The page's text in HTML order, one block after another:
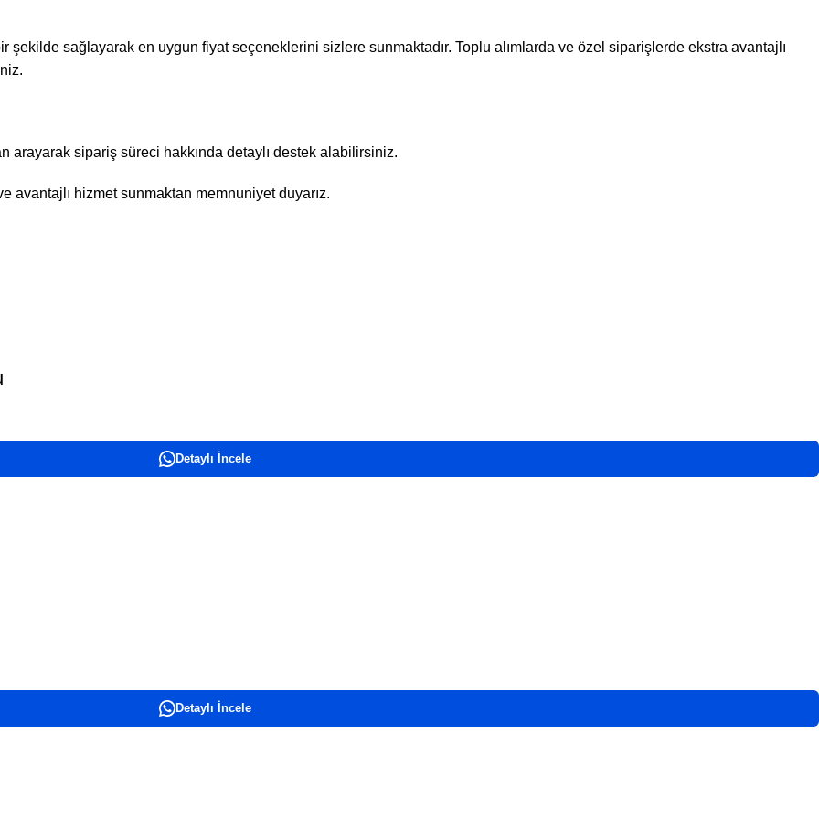
sağlayarak en uygun fiyat seçeneklerini sizlere sunmaktadır. Toplu alımlarda ve özel siparişlerde ekstra avantajlı
sipariş süreci hakkında detaylı destek alabilirsiniz.
avantajlı hizmet sunmaktan memnuniyet duyarız.
Detaylı İncele
Detaylı İncele